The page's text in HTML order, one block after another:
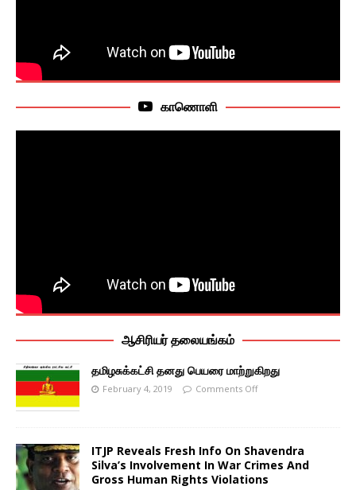
காணொளி
ஆசிரியர் தலையங்கம்
தமிழசுக்கட்சி தனது பெயரை மாற்றுகிறது
February 4, 2019 Comments Off
ITJP Reveals Fresh Info On Shavendra
Silva’s Involvement In War Crimes And
Gross Human Rights Violations